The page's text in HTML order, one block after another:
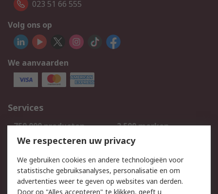
023 51 66 555
Volg ons op
We aanvaarden
Services
750.000 producten
2.500 merken
Bestellen
Inkoopoplossingen
Track & Trace
Wettelijk
We respecteren uw privacy
We gebruiken cookies en andere technologieën voor
statistische gebruiksanalyses, personalisatie en om
advertenties weer te geven op websites van derden.
Door op "Alles accepteren" te klikken, geeft u